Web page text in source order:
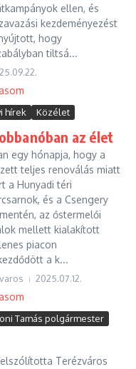
ellen, és
kezdeményezést
hogy
tiltsá...
hírek Közélet
az élet
egy hónapja, hogy a
teljes renoválás miatt
a Hunyadi téri
és a Csengery
az őstermelői
mellett kialakított
piacon
a k...
2025.07.12.
Tamás polgármester
Terézváros